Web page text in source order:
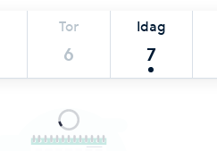
Tor
6
Idag
7